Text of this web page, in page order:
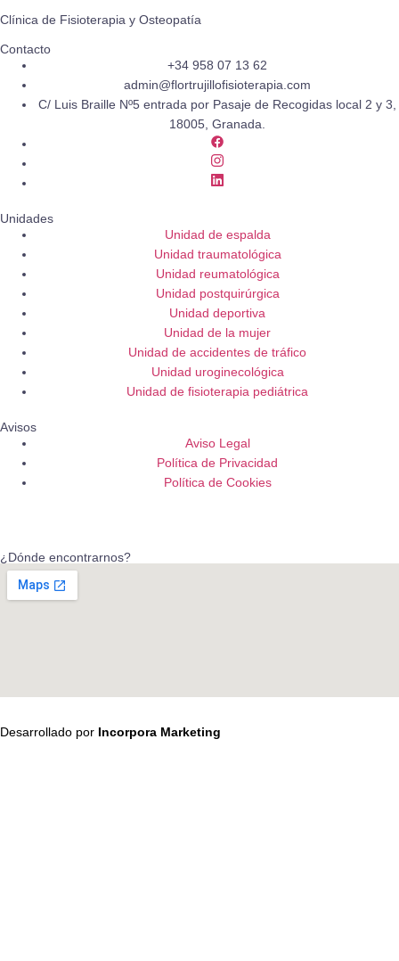
Clínica de Fisioterapia y Osteopatía
Contacto
+34 958 07 13 62
admin@flortrujillofisioterapia.com
C/ Luis Braille Nº5 entrada por Pasaje de Recogidas local 2 y 3,
18005, Granada.
Unidades
Unidad de espalda
Unidad traumatológica
Unidad reumatológica
Unidad postquirúrgica
Unidad deportiva
Unidad de la mujer
Unidad de accidentes de tráfico
Unidad uroginecológica
Unidad de fisioterapia pediátrica
Avisos
Aviso Legal
Política de Privacidad
Política de Cookies
¿Dónde encontrarnos?
Desarrollado por Incorpora Marketing